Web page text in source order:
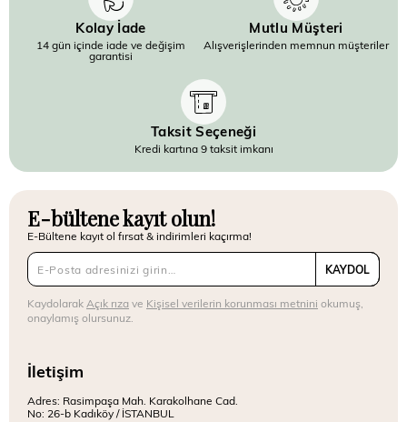
Kolay İade
14 gün içinde iade ve değişim
garantisi
Mutlu Müşteri
Alışverişlerinden memnun müşteriler
Taksit Seçeneği
Kredi kartına 9 taksit imkanı
E-bültene kayıt olun!
E-Bültene kayıt ol fırsat & indirimleri kaçırma!
KAYDOL
Kaydolarak Açık rızave Kişisel verilerin korunması metnini okumuş,
onaylamış olursunuz.
İletişim
Adres: Rasimpaşa Mah. Karakolhane Cad.
No: 26-b Kadıköy / İSTANBUL